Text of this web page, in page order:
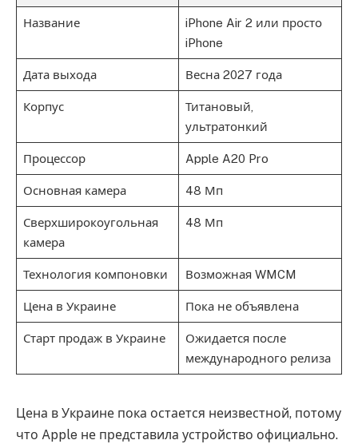
Название
iPhone Air 2 или просто
iPhone
Дата выхода Весна 2027 года
Корпус
Титановый,
ультратонкий
Процессор Apple A20 Pro
Основная камера 48 Мп
Сверхширокоугольная
камера
48 Мп
Технология компоновки Возможная WMCM
Цена в Украине Пока не объявлена
Старт продаж в Украине
Ожидается после
международного релиза
Цена в Украине пока остается неизвестной, потому
что Apple не представила устройство официально.